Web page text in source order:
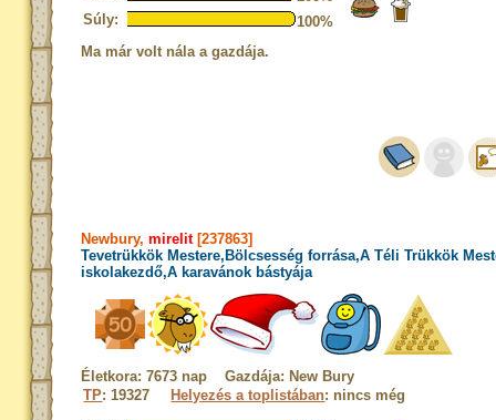
Súly:
100%
Ma már volt nála a gazdája.
Newbury,mirelit[237863]
Tevetrükkök Mestere,Bölcsesség forrása,A Téli Trükkök
iskolakezdő,A karavánok bástyája
Életkora: 7673 nap Gazdája: New Bury
TP: 19327 Helyezés a toplistában: nincs még